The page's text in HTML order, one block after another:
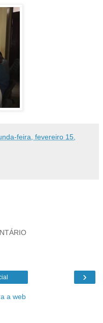
feira, fevereiro 15,
›
a web